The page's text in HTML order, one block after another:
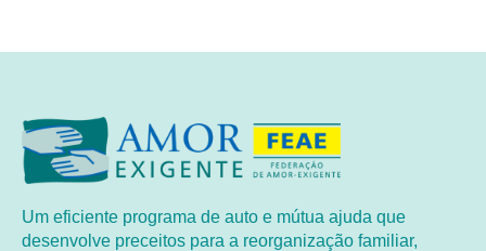
Um eficiente programa de auto e mútua ajuda que
desenvolve preceitos para a reorganização familiar,